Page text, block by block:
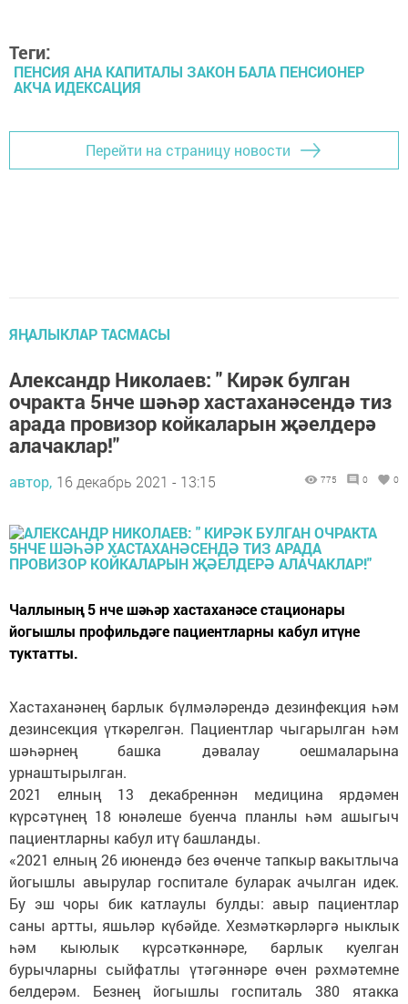
Теги:
ПЕНСИЯ АНА КАПИТАЛЫ ЗАКОН БАЛА ПЕНСИОНЕР
АКЧА ИДЕКСАЦИЯ
Перейти на страницу новости
ЯҢАЛЫКЛАР ТАСМАСЫ
Александр Николаев: " Кирәк булган
очракта 5нче шәһәр хастаханәсендә тиз
арада провизор койкаларын җәелдерә
алачаклар!"
автор, 16 декабрь 2021 - 13:15 775 0 0
Чаллының 5 нче шәһәр хастаханәсе стационары
йогышлы профильдәге пациентларны кабул итүне
туктатты.
Хастаханәнең барлык бүлмәләрендә дезинфекция һәм
дезинсекция үткәрелгән. Пациентлар чыгарылган һәм
шәһәрнең башка дәвалау оешмаларына
урнаштырылган.
2021 елның 13 декабреннән медицина ярдәмен
күрсәтүнең 18 юнәлеше буенча планлы һәм ашыгыч
пациентларны кабул итү башланды.
«2021 елның 26 июнендә без өченче тапкыр вакытлыча
йогышлы авырулар госпитале буларак ачылган идек.
Бу эш чоры бик катлаулы булды: авыр пациентлар
саны артты, яшьләр күбәйде. Хезмәткәрләргә ныклык
һәм кыюлык күрсәткәннәре, барлык куелган
бурычларны сыйфатлы үтәгәннәре өчен рәхмәтемне
белдерәм. Безнең йогышлы госпиталь 380 ятакка